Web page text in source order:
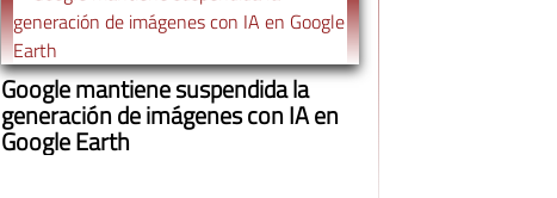
Google mantiene suspendida la
generación de imágenes con IA en
Google Earth